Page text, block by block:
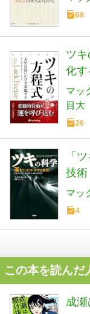
69
ツ
化す
313)
マッ
目大
26
「
技術
マッ
4
この本を読んだ
成